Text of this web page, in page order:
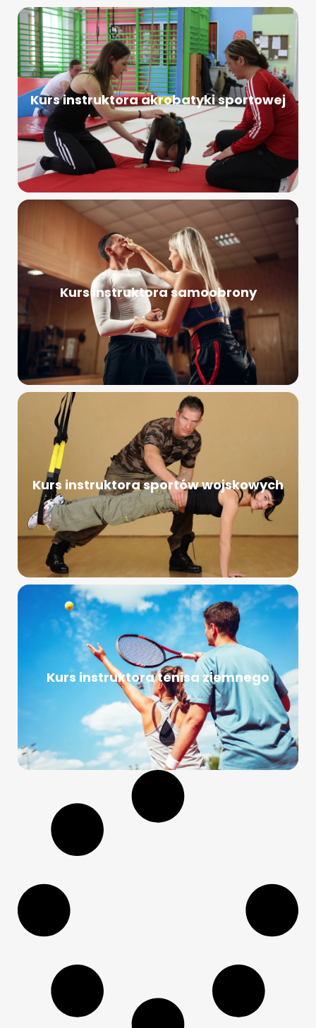
Kurs instruktora akrobatyki sportowej
Kurs instruktora samoobrony
Kurs instruktora sportów wojskowych
Kurs instruktora tenisa ziemnego